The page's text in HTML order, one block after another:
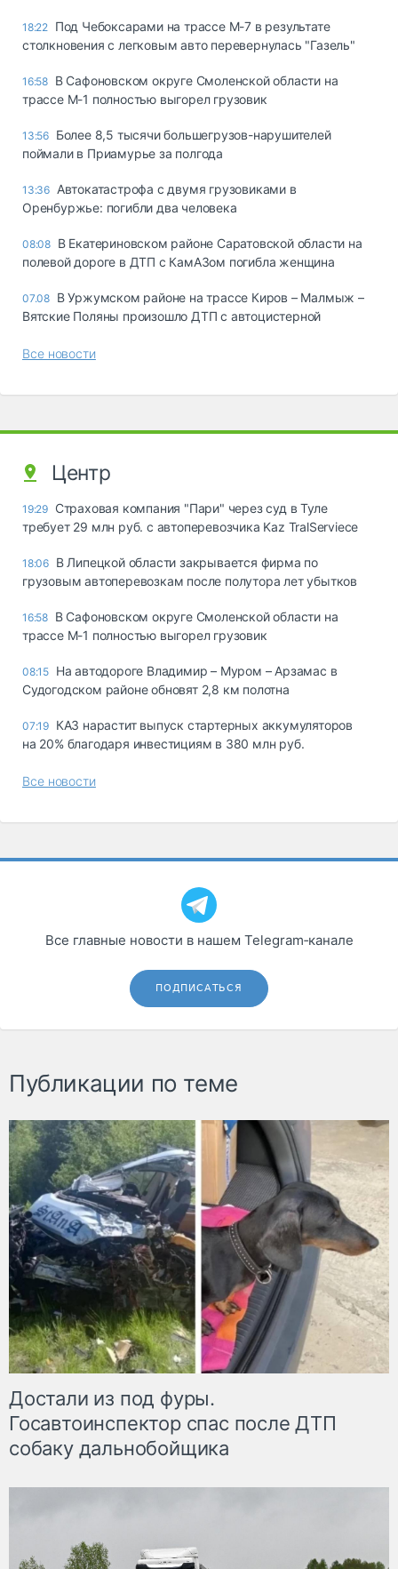
18:22 Под Чебоксарами на трассе М-7 в результате
столкновения с легковым авто перевернулась "Газель"
16:58 В Сафоновском округе Смоленской области на
трассе М-1 полностью выгорел грузовик
13:56 Более 8,5 тысячи большегрузов-нарушителей
поймали в Приамурье за полгода
13:36 Автокатастрофа с двумя грузовиками в
Оренбуржье: погибли два человека
08:08 В Екатериновском районе Саратовской области на
полевой дороге в ДТП с КамАЗом погибла женщина
07.08 В Уржумском районе на трассе Киров – Малмыж –
Вятские Поляны произошло ДТП с автоцистерной
Все новости
Центр
19:29 Страховая компания "Пари" через суд в Туле
требует 29 млн руб. с автоперевозчика Kaz TralServiece
18:06 В Липецкой области закрывается фирма по
грузовым автоперевозкам после полутора лет убытков
16:58 В Сафоновском округе Смоленской области на
трассе М-1 полностью выгорел грузовик
08:15 На автодороге Владимир – Муром – Арзамас в
Судогодском районе обновят 2,8 км полотна
07:19 КАЗ нарастит выпуск стартерных аккумуляторов
на 20% благодаря инвестициям в 380 млн руб.
Все новости
Все главные новости в нашем Telegram‑канале
ПОДПИСАТЬСЯ
Публикации по теме
Достали из под фуры.
Госавтоинспектор спас после ДТП
собаку дальнобойщика